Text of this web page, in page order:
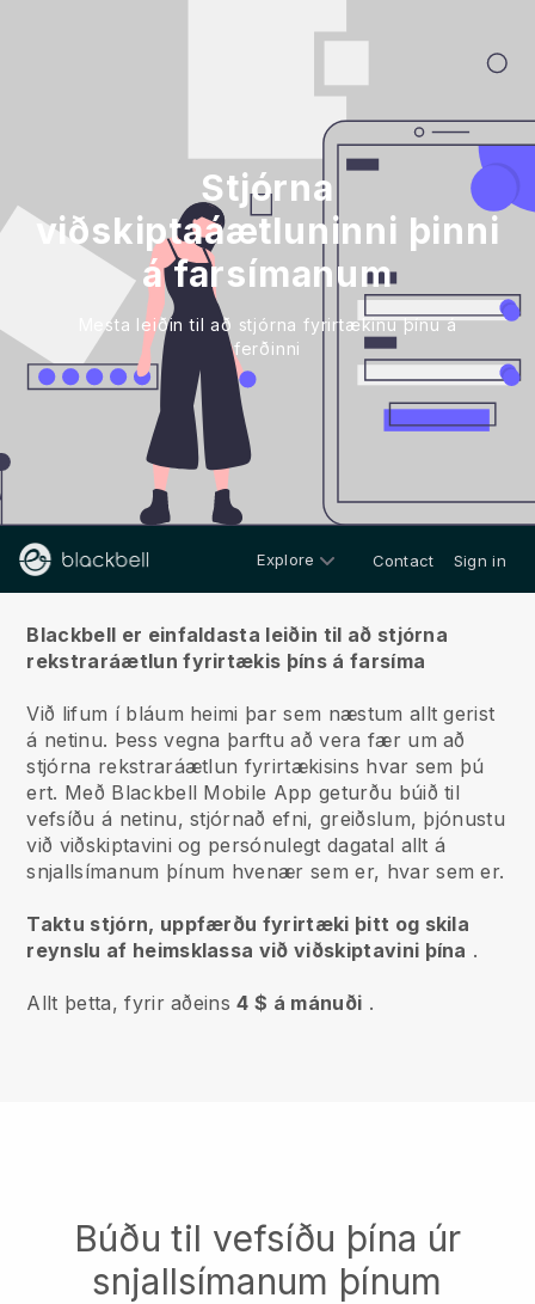
Stjórna
viðskiptaáætluninni þinni
á farsímanum
Mesta leiðin til að stjórna fyrirtækinu þínu á
ferðinni
Explore Contact Sign in
Blackbell er einfaldasta leiðin til að stjórna
rekstraráætlun fyrirtækis þíns á farsíma
Við lifum í bláum heimi þar sem næstum allt gerist
á netinu. Þess vegna þarftu að vera fær um að
stjórna rekstraráætlun fyrirtækisins hvar sem þú
ert. Með Blackbell Mobile App geturðu búið til
vefsíðu á netinu, stjórnað efni, greiðslum, þjónustu
við viðskiptavini og persónulegt dagatal allt á
snjallsímanum þínum hvenær sem er, hvar sem er.
Taktu stjórn, uppfærðu fyrirtæki þitt og skila
reynslu af heimsklassa við viðskiptavini þína .
Allt þetta, fyrir aðeins4 $ á mánuði .
Búðu til vefsíðu þína úr
snjallsímanum þínum